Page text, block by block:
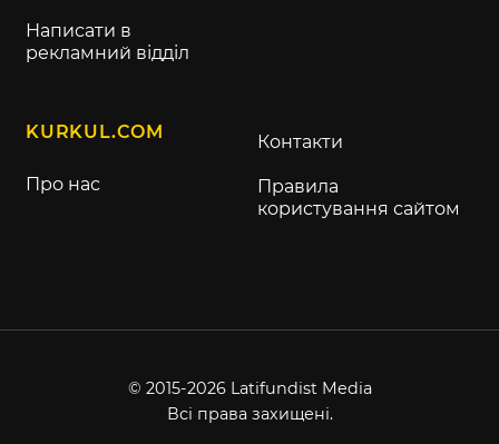
Написати в
рекламний відділ
KURKUL.COM
Про нас
Контакти
Правила
користування сайтом
© 2015-2026 Latifundist Media
Всі права захищені.